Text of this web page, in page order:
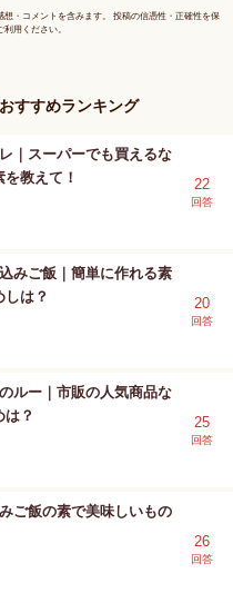
・コメントを含みます。 投稿の信憑性・正確性を保
用ください。
すすめランキング
｜スーパーでも買えるな
教えて！
22
回答
みご飯｜簡単に作れる素
は？
20
回答
ルー｜市販の人気商品な
は？
25
回答
ご飯の素で美味しいもの
26
回答